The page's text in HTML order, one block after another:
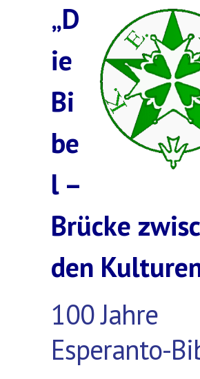
„D
ie
Bi
be
l –
Brücke
den
100 Jahre
Esperanto-